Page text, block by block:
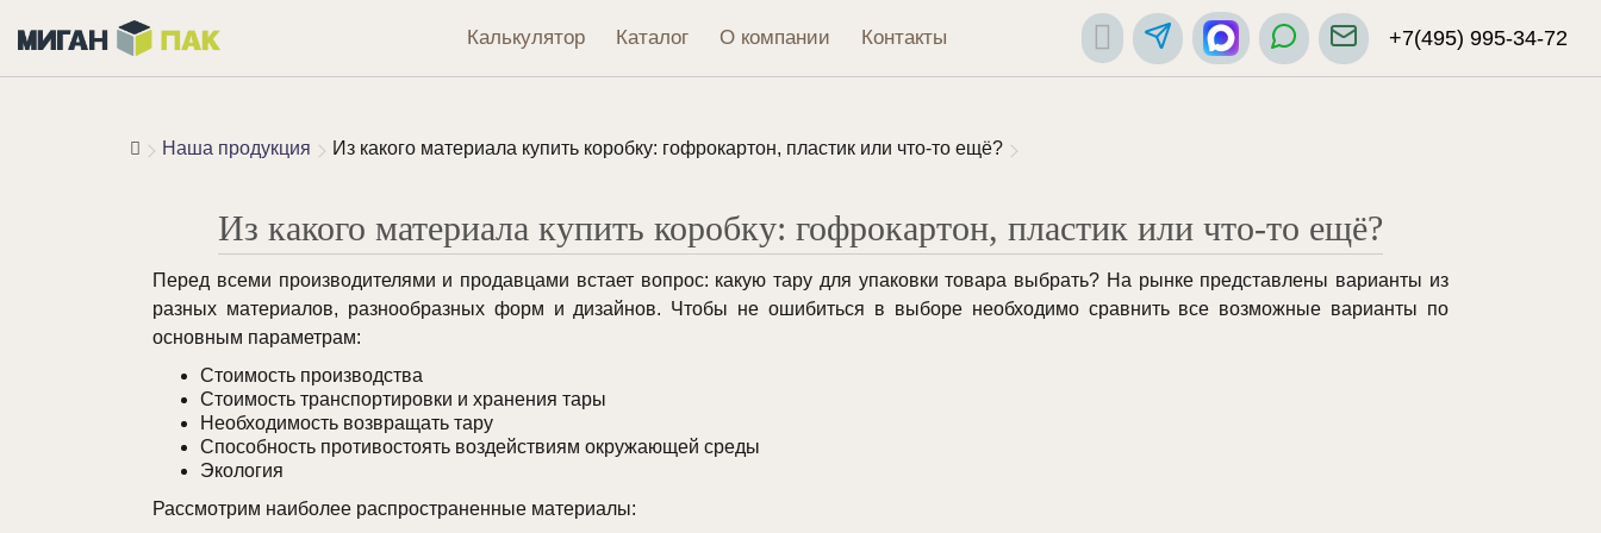
Калькулятор Каталог О компании Контакты +7(495) 995-34-72
Наша продукция Из какого материала купить коробку: гофрокартон, пластик или что-то ещё?
Из какого материала купить коробку: гофрокартон, пластик или что-то ещё?
Перед всеми производителями и продавцами встает вопрос: какую тару для упаковки товара выбрать? На рынке представлены варианты из
разных материалов, разнообразных форм и дизайнов. Чтобы не ошибиться в выборе необходимо сравнить все возможные варианты по
основным параметрам:
Стоимость производства
Стоимость транспортировки и хранения тары
Необходимость возвращать тару
Способность противостоять воздействиям окружающей среды
Экология
Рассмотрим наиболее распространенные материалы: